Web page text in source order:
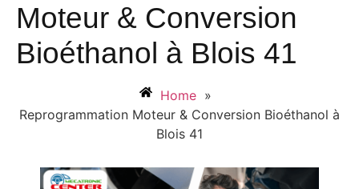
Moteur & Conversion
Bioéthanol à Blois 41
Home »
Reprogrammation Moteur & Conversion Bioéthanol à
Blois 41